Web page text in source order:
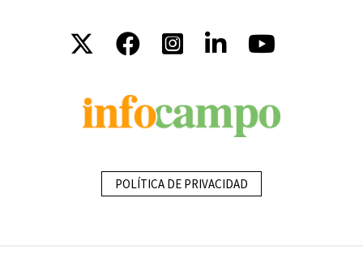
POLÍTICA DE PRIVACIDAD